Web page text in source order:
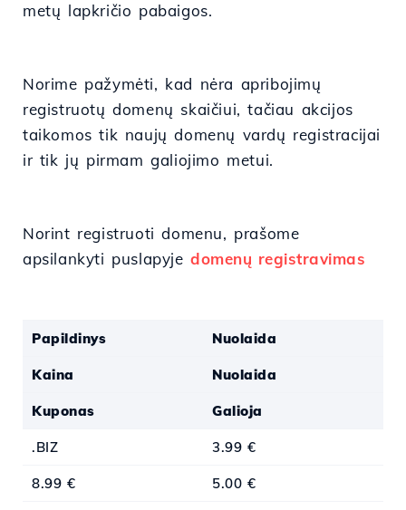
metų lapkričio pabaigos.
Norime pažymėti, kad nėra apribojimų
registruotų domenų skaičiui, tačiau akcijos
taikomos tik naujų domenų vardų registracijai
ir tik jų pirmam galiojimo metui.
Norint registruoti domenu, prašome
apsilankyti puslapyjedomenų registravimas
Papildinys Nuolaida
Kaina Nuolaida
Kuponas Galioja
.BIZ 3.99 €
8.99 € 5.00 €